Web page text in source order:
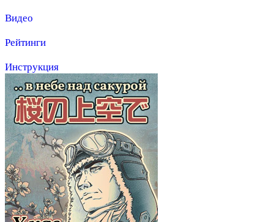
Видео
Рейтинги
Инструкция